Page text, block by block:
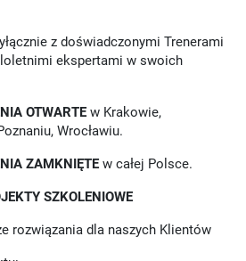
z doświadczonymi Trenerami
ekspertami w swoich
OTWARTE w Krakowie,
Wrocławiu.
ZAMKNIĘTE w całej Polsce.
SZKOLENIOWE
rozwiązania dla naszych Klientów